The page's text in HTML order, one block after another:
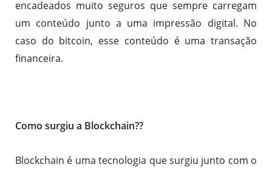
encadeados muito seguros que sempre carregam
um conteúdo junto a uma impressão digital. No
caso do bitcoin, esse conteúdo é uma transação
financeira.
Como surgiu a Blockchain??
Blockchain é uma tecnologia que surgiu junto com o